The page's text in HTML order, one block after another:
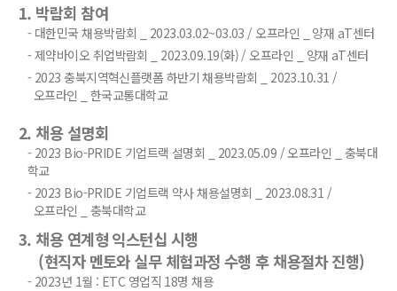
1. 박람회 참여
- 대한민국 채용박람회 _ 2023.03.02~03.03 / 오프라인 _ 양재 aT센터
- 제약바이오 취업박람회 _ 2023.09.19(화) / 오프라인 _ 양재 aT센터
- 2023 충북지역혁신플랫폼 하반기 채용박람회 _ 2023.10.31 /
오프라인 _ 한국교통대학교
2. 채용 설명회
- 2023 Bio-PRIDE 기업트랙 설명회 _ 2023.05.09 / 오프라인 _ 충북대
학교
- 2023 Bio-PRIDE 기업트랙 약사 채용설명회 _ 2023.08.31 /
오프라인 _ 충북대학교
3. 채용 연계형 익스턴십 시행
(현직자 멘토와 실무 체험과정 수행 후 채용절차 진행)
- 2023년 1월 : ETC 영업직 18명 채용